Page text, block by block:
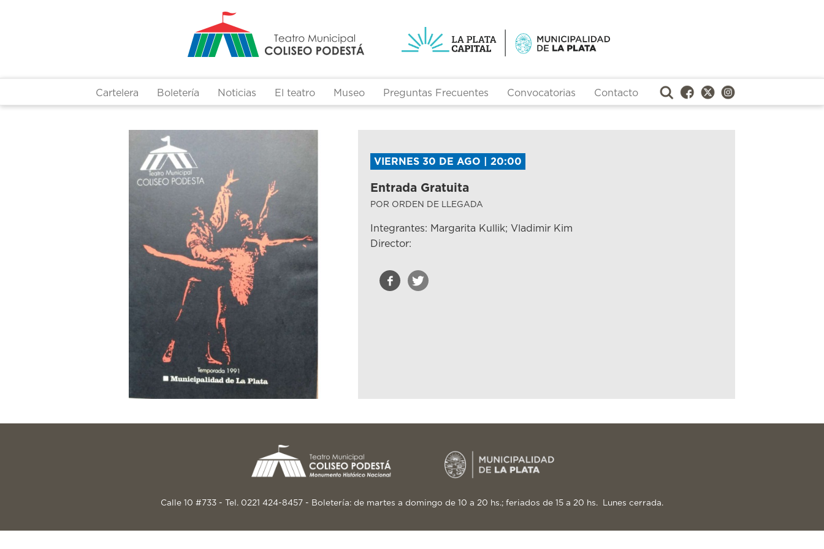
Cartelera Boletería Noticias El teatro Museo Preguntas Frecuentes Convocatorias Contacto
VIERNES 30 DE AGO | 20:00
Entrada Gratuita
POR ORDEN DE LLEGADA
Integrantes: Margarita Kullik; Vladimir Kim
Director:
Calle 10 #733 - Tel. 0221 424-8457 - Boletería: de martes a domingo de 10 a 20 hs.; feriados de 15 a 20 hs. Lunes cerrada.